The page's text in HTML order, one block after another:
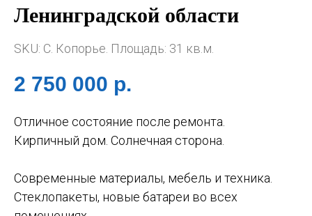
Ленинградской области
SKU: С. Копорье. Площадь: 31 кв.м.
2 750 000 р.
Отличное состояние после ремонта.
Кирпичный дом. Солнечная сторона.
Современные материалы, мебель и техника.
Стеклопакеты, новые батареи во всех